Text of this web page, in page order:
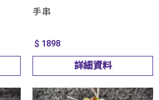
手串
$ 1898
詳細資料